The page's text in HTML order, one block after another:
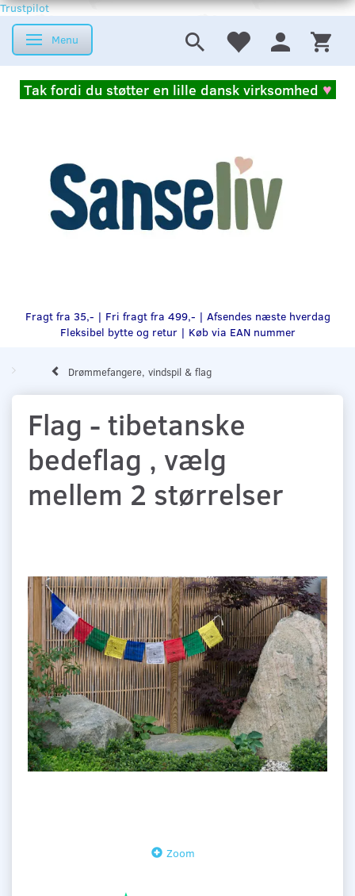
Trustpilot
Skifte navigation
Menu
Tak fordi du støtter en lille dansk virksomhed ♥
Fragt fra 35,- | Fri fragt fra 499,- | Afsendes næste hverdag
Fleksibel bytte og retur | Køb via EAN nummer
Drømmefangere, vindspil & flag
Flag - tibetanske
bedeflag , vælg
mellem 2 størrelser
Zoom